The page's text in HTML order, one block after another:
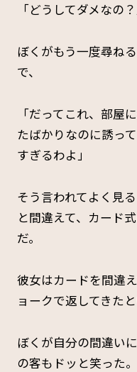
「どうしてダメなの？
ぼくがもう一度尋ね
で、
「だってこれ、部
たばかりなのに誘っ
すぎるわよ」
そう言われてよく見
と間違えて、カード
だ。
彼女はカードを間違
ョークで返してきたと
ぼくが自分の間違い
の客もドッと笑った。